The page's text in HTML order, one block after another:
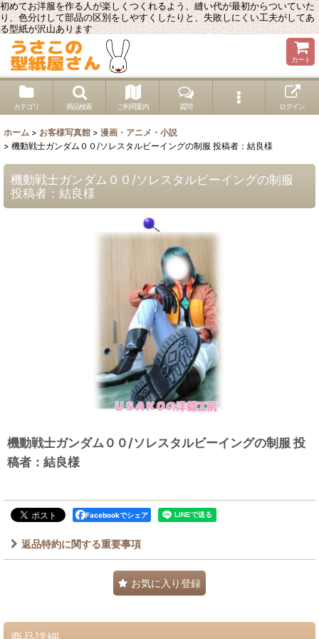
初めてお洋服を作る人が楽しくつくれるよう、縫い代が最初からついていた
り、色分けして部品の区別をしやすくしたりと、失敗しにくい工夫がしてあ
る型紙が沢山あります
カート
カテゴリ 商品検索 ご利用案内 質問 ログイン
ホーム > お客様写真館 > 漫画・アニメ・小説
> 機動戦士ガンダム００/ソレスタルビーイングの制服 投稿者：結良様
機動戦士ガンダム００/ソレスタルビーイングの制服
投稿者：結良様
機動戦士ガンダム００/ソレスタルビーイングの制服 投
稿者：結良様
Facebookでシェア
返品特約に関する重要事項
お気に入り登録